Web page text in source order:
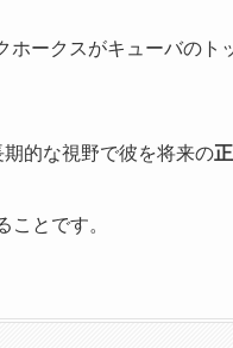
ークスがキューバのト
期的な視野で彼を将来の
ことです。